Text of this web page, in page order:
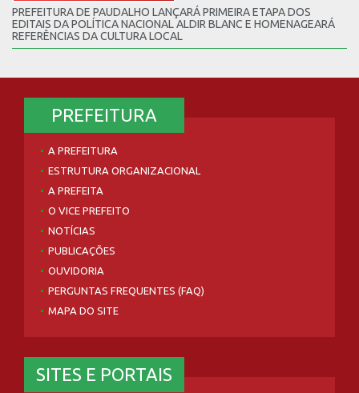
PREFEITURA DE PAUDALHO LANÇARÁ PRIMEIRA ETAPA DOS
EDITAIS DA POLÍTICA NACIONAL ALDIR BLANC E HOMENAGEARÁ
REFERÊNCIAS DA CULTURA LOCAL
PREFEITURA
A PREFEITURA
ESTRUTURA ORGANIZACIONAL
A PREFEITA
O VICE PREFEITO
NOTÍCIAS
PUBLICAÇÕES
OUVIDORIA
PERGUNTAS FREQUENTES (FAQ)
MAPA DO SITE
SITES E PORTAIS